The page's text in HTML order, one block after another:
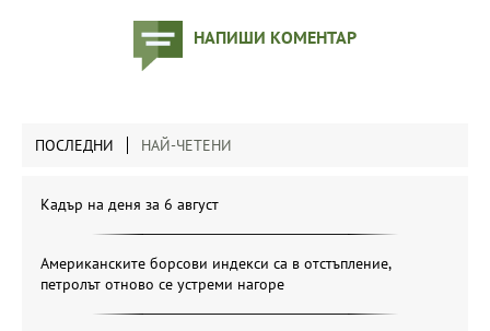
НАПИШИ КОМЕНТАР
ПОСЛЕДНИ НАЙ-ЧЕТЕНИ
Кадър на деня за 6 август
Американските борсови индекси са в отстъпление,
петролът отново се устреми нагоре